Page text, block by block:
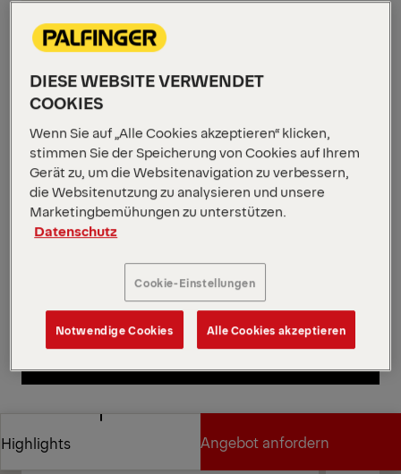
Wichtige Spezifikationen
Max. Reichweite
Eigengewicht
Dieser geländegängige Langholzrückekran aus
unserer Epsolution Reihe hat eine Hubkraft von
9 metrischen Tonnen und ist in vier Auslegerlängen
erhältlich: 6,8 m, 7,2 m, 8,0 m und 9,6 m. Der M90R
verfügt über Epscope, Epslink und Epslight sowie ein
Doppelschwenksystem.
*Je nach gewählter Variante und Ausrüstung.
Diagramme öffnen
Angebot anfordern
Angebot anfordern
Vertriebspartner finden
Vertriebspartner finden
Highlights
Angebot anfordern
Diagramme
DIESE WEBSITE VERWENDET
COOKIES
Wenn Sie auf „Alle Cookies akzeptieren“ klicken,
stimmen Sie der Speicherung von Cookies auf Ihrem
Gerät zu, um die Websitenavigation zu verbessern,
die Websitenutzung zu analysieren und unsere
Marketingbemühungen zu unterstützen.
Datenschutz
Cookie-Einstellungen
Notwendige Cookies Alle Cookies akzeptieren